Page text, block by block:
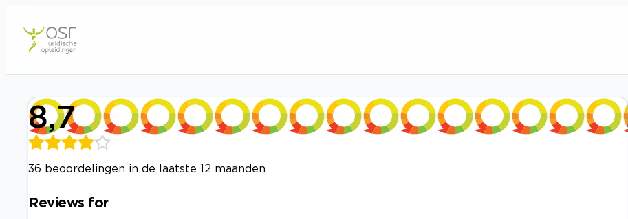
8,7
36 beoordelingen in de laatste 12 maanden
Reviews for